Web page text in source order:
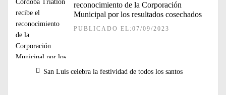
reconocimiento de la Corporación
Municipal por los resultados cosechados
PUBLICADO EL:07/09/2023
Navegación
Entrada
San Luis celebra la festividad de todos los santos